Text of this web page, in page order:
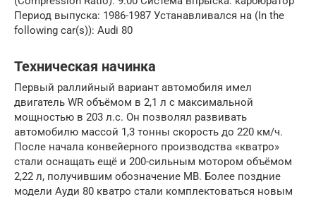
Период выпуска: 1986-1987 Устанавливался на (In the
following car(s)): Audi 80
Техническая начинка
Первый раллийный вариант автомобиля имел
двигатель WR объёмом в 2,1 л с максимальной
мощностью в 203 л.с. Он позволял развивать
автомобилю массой 1,3 тонны скорость до 220 км/ч.
После начала конвейерного производства «кватро»
стали оснащать ещё и 200-сильным мотором объёмом
2,22 л, получившим обозначение MB. Более поздние
модели Ауди 80 кватро стали комплектоваться новым